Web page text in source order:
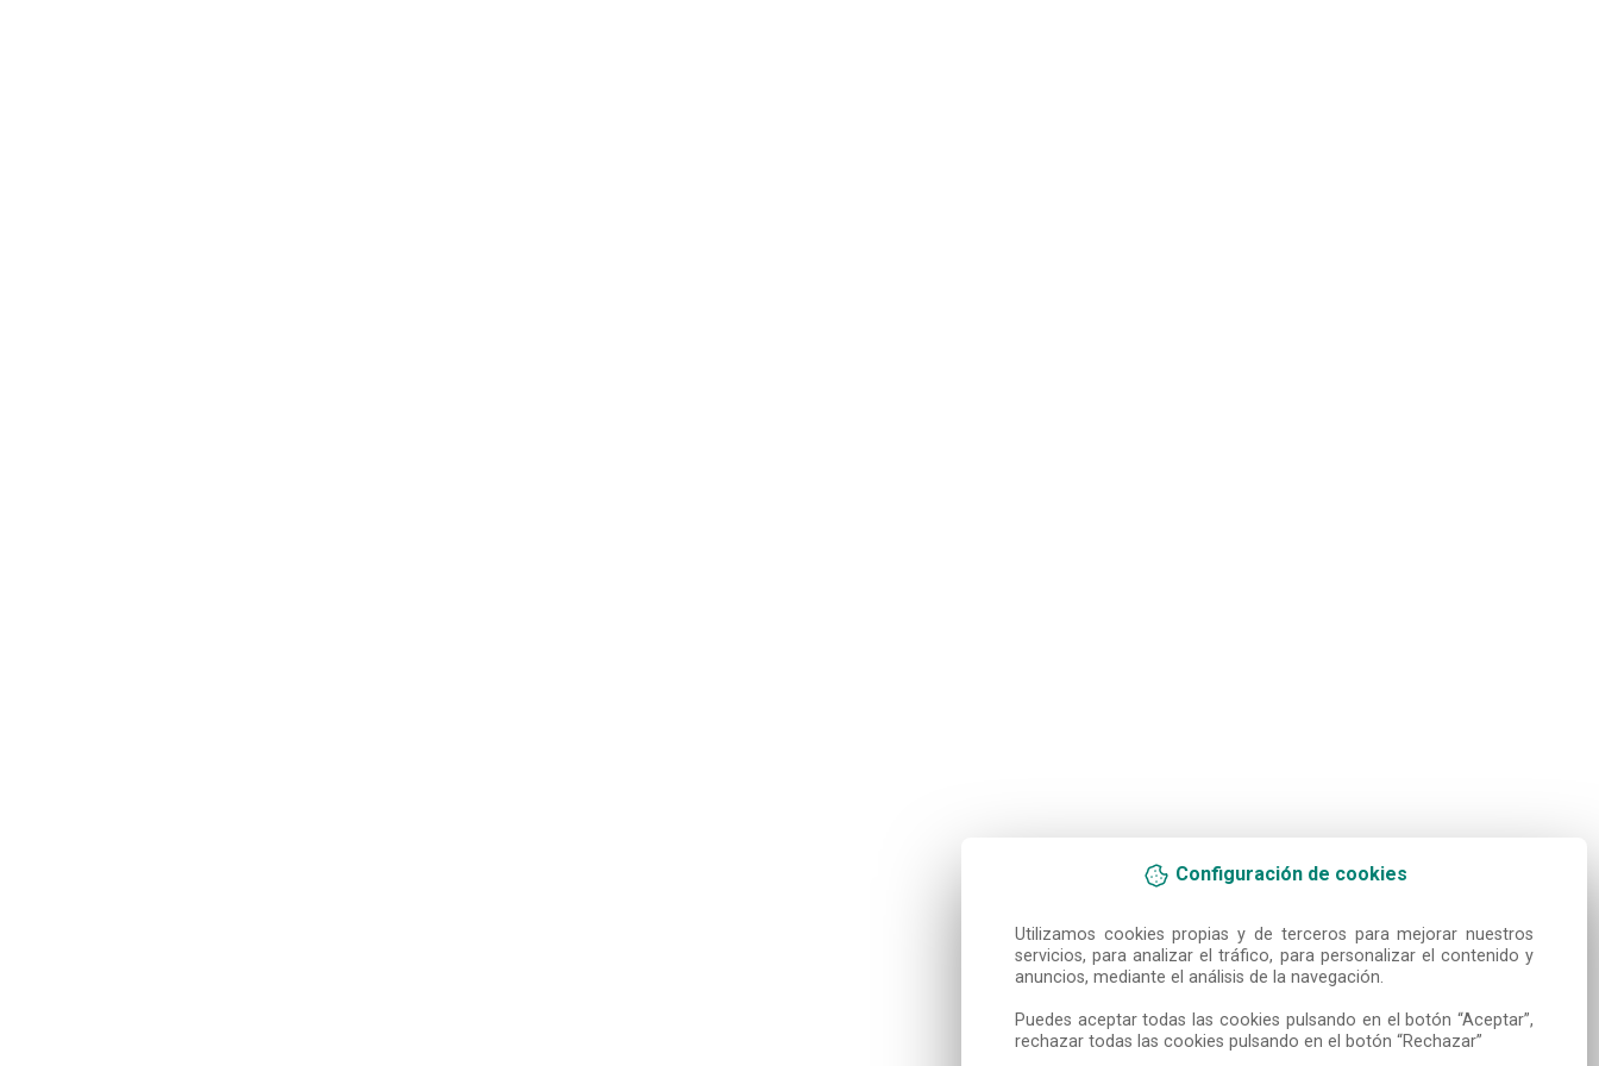
Configuración de cookies
Utilizamos cookies propias y de terceros para mejorar nuestros
servicios, para analizar el tráfico, para personalizar el contenido y
anuncios, mediante el análisis de la navegación.
Puedes aceptar todas las cookies pulsando en el botón “Aceptar”,
rechazar todas las cookies pulsando en el botón “Rechazar”